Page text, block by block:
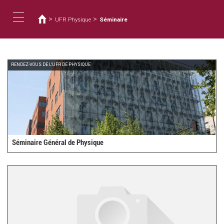
容
navigation
在
這
裡
> UFR Physique > Séminaire
RENDEZ-VOUS DE L'UFR DE PHYSIQUE
Séminaire Général de Physique